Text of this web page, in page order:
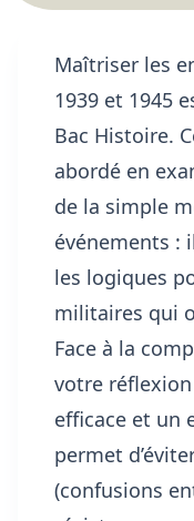
Maîtriser les
1939 et 1945
Bac Histoire.
abordé en
de la simple
événements :
les logiques
militaires qui
Face à la
votre
efficace et un
permet
(confusions